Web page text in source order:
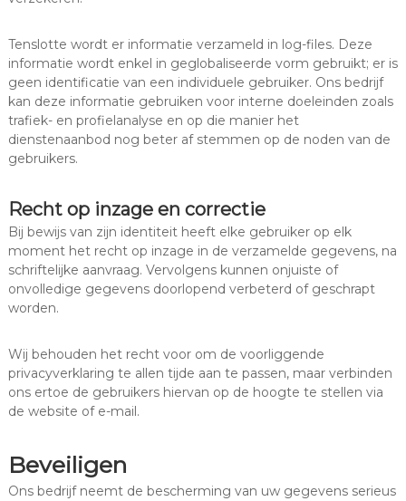
Tenslotte wordt er informatie verzameld in log-files. Deze
informatie wordt enkel in geglobaliseerde vorm gebruikt; er is
geen identificatie van een individuele gebruiker. Ons bedrijf
kan deze informatie gebruiken voor interne doeleinden zoals
trafiek- en profielanalyse en op die manier het
dienstenaanbod nog beter af stemmen op de noden van de
gebruikers.
Recht op inzage en correctie
Bij bewijs van zijn identiteit heeft elke gebruiker op elk
moment het recht op inzage in de verzamelde gegevens, na
schriftelijke aanvraag. Vervolgens kunnen onjuiste of
onvolledige gegevens doorlopend verbeterd of geschrapt
worden.
Wij behouden het recht voor om de voorliggende
privacyverklaring te allen tijde aan te passen, maar verbinden
ons ertoe de gebruikers hiervan op de hoogte te stellen via
de website of e-mail.
Beveiligen
Ons bedrijf neemt de bescherming van uw gegevens serieus